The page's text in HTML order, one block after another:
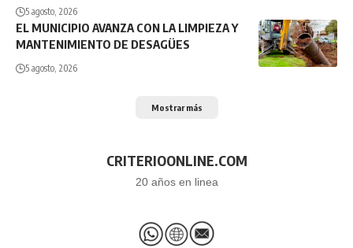
5 agosto, 2026
EL MUNICIPIO AVANZA CON LA LIMPIEZA Y
MANTENIMIENTO DE DESAGÜES
5 agosto, 2026
Mostrar más
CRITERIOONLINE.COM
20 años en linea